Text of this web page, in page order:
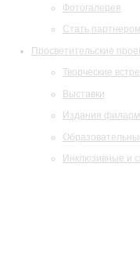
Фотогалерея
Стать партнером
Просветительские
Творческие
Выставки
Издания
Инклюзивные и